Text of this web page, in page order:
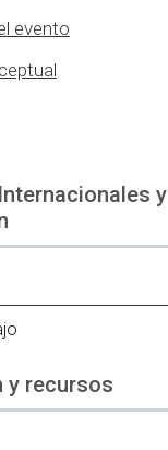
evento
y
y recursos